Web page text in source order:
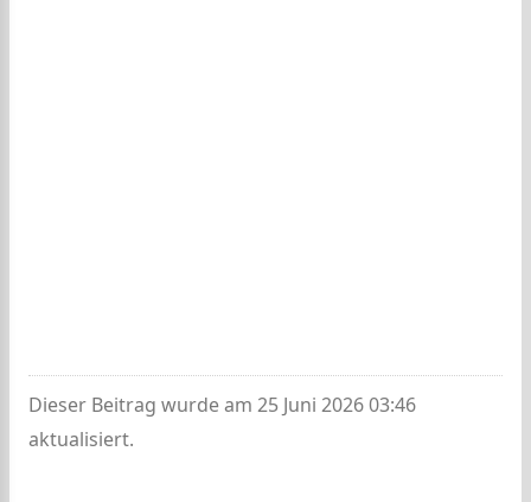
Dieser Beitrag wurde am 25 Juni 2026 03:46
aktualisiert.